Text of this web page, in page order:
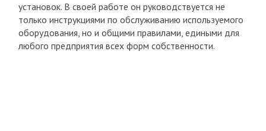
установок. В своей работе он руководствуется не
только инструкциями по обслуживанию используемого
оборудования, но и общими правилами, едиными для
любого предприятия всех форм собственности.